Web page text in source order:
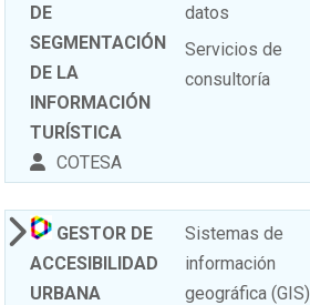
DE
SEGMENTACIÓN
DE LA
INFORMACIÓN
TURÍSTICA
COTESA
datos
Servicios de
consultoría
GESTOR DE
ACCESIBILIDAD
URBANA
Sistemas de
información
geográfica (GIS)